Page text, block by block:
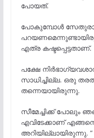
പോയത്.
പോകുമ്പോൾ
എത്ര കഷ്ടപ്പെട്ടതാണ്.
പക്ഷേ
സാധിച്ചില്ല. ഒരു
തന്നെയായിരുന്നു.
സീമേച്ചിക്ക്
എവിടേക്കാണ്
അറിയില്ലായിരുന്നു. ”